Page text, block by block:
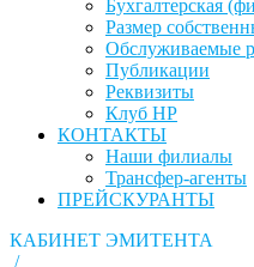
Бухгалтерская
Размер
Обслуживаемые
Публикации
Реквизиты
Клуб НР
КОНТАКТЫ
Наши филиалы
Трансфер-агенты
ПРЕЙСКУРАНТЫ
КАБИНЕТ ЭМИТЕНТА
/